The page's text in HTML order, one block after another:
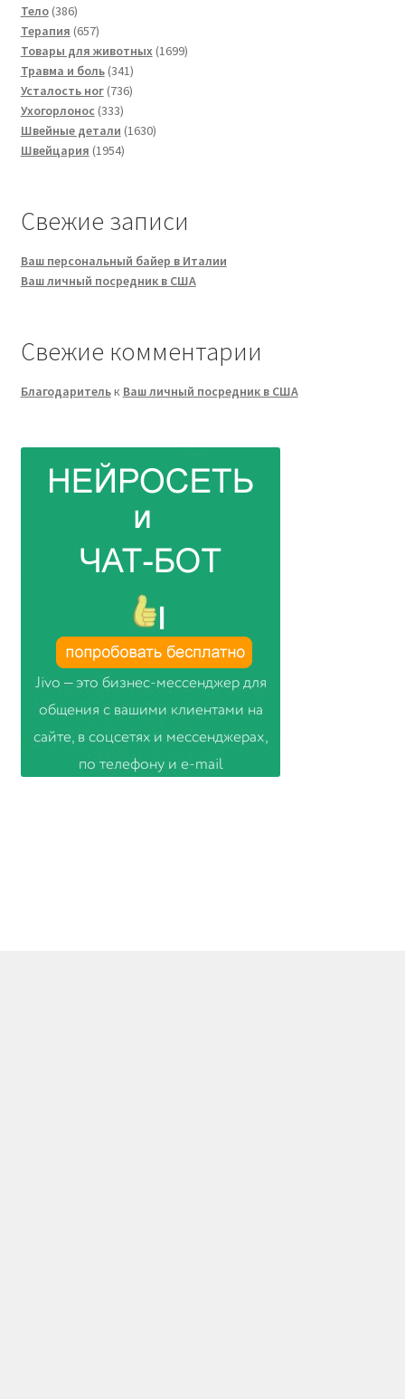
Тело 386386
товаров
Терапия 657657
товаров
Товары для животных 16991699
Травма и боль 341341
товар
Усталость ног 736736
Ухогорлонос 333333
товара
Швейные детали 16301630
Швейцария 19541954
Свежие записи
Ваш персональный байер в Италии
Ваш личный посредник в США
Свежие комментарии
Благодарительк Ваш личный посредник в США